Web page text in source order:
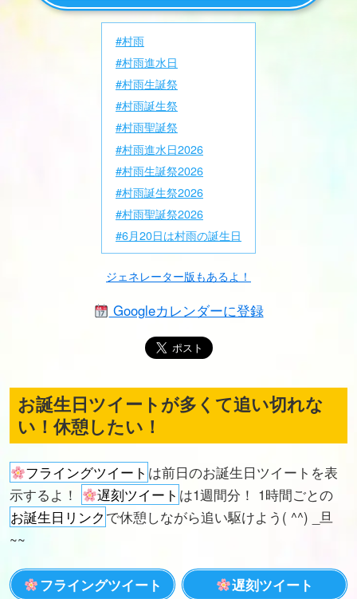
#村雨
#村雨進水日
#村雨生誕祭
#村雨誕生祭
#村雨聖誕祭
#村雨進水日2026
#村雨生誕祭2026
#村雨誕生祭2026
#村雨聖誕祭2026
#6月20日は村雨の誕生日
ジェネレーター版もあるよ！
Googleカレンダーに登録
お誕生日ツイートが多くて追い切れな
い！休憩したい！
フライングツイート は前日のお誕生日ツイートを表
示するよ！
遅刻ツイート は1週間分！ 1時間ごとの
お誕生日リンク で休憩しながら追い駆けよう( ^^) _旦
~~
フライングツイート 遅刻ツイート